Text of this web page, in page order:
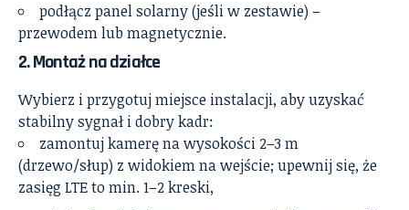
podłącz panel solarny (jeśli w zestawie) –
przewodem lub magnetycznie.
2.Montaż na działce
Wybierz i przygotuj miejsce instalacji, aby uzyskać
stabilny sygnał i dobry kadr:
zamontuj kamerę na wysokości 2–3 m
(drzewo/słup) z widokiem na wejście; upewnij się, że
zasięg LTE to min. 1–2 kreski,